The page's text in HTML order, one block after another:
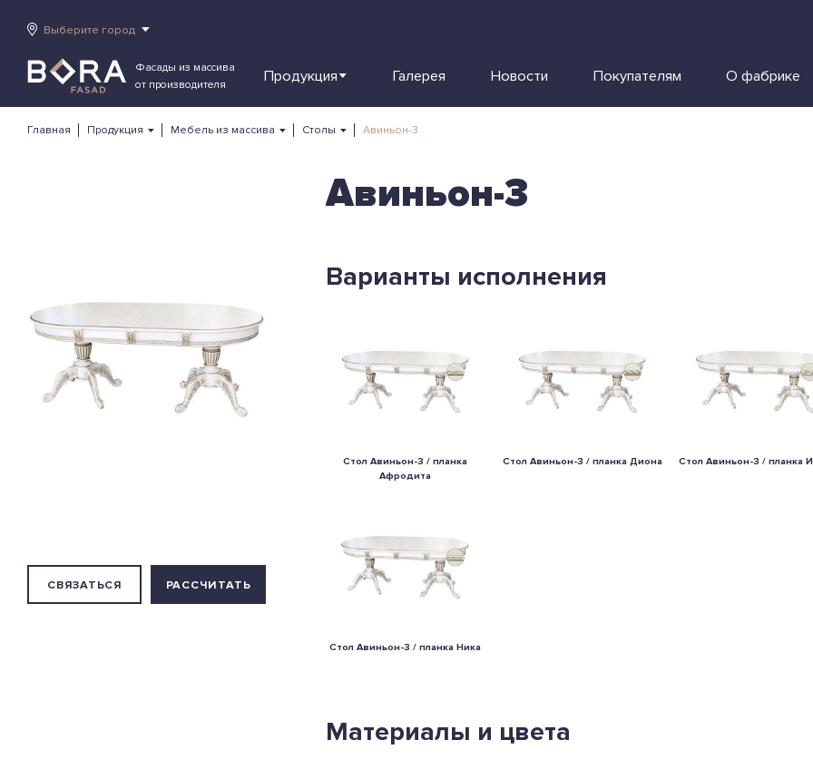
Выберите город
Фасады из массива
от производителя
Продукция Галерея Новости Покупателям О фабрике
Главная Продукция Мебель из массива Столы Авиньон-3
СВЯЗАТЬСЯ РАССЧИТАТЬ
Авиньон-3
Варианты исполнения
Стол Авиньон-3 / планка
Афродита
Стол Авиньон-3 / планка Диона Стол Авиньон-3 / планка
Стол Авиньон-3 / планка Ника
Материалы и цвета